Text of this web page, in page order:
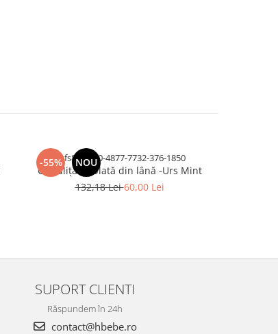
-55% NOU
dvfs83-3020-4877-7732-376-1850
Caciuliță dublată din lână -Urs Mint
132,18 Lei60,00 Lei
SUPORT CLIENTI
Răspundem în 24h
contact@hbebe.ro